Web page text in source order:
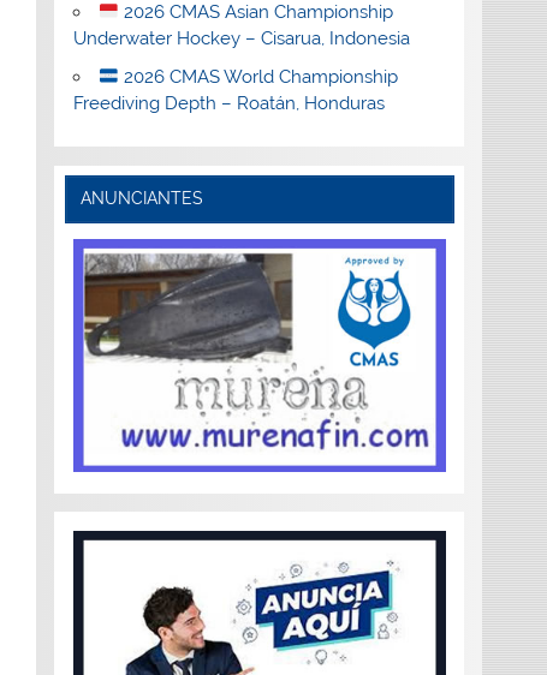
2026 CMAS Asian Championship
Underwater Hockey – Cisarua, Indonesia
2026 CMAS World Championship
Freediving Depth – Roatán, Honduras
ANUNCIANTES